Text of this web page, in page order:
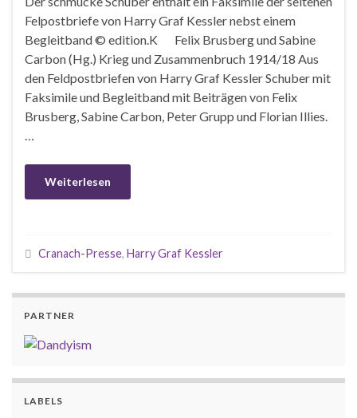
Felpostbriefe von Harry Graf Kessler nebst einem
Begleitband © edition.K Felix Brusberg und Sabine
Carbon (Hg.) Krieg und Zusammenbruch 1914/18 Aus
den Feldpostbriefen von Harry Graf Kessler Schuber mit
Faksimile und Begleitband mit Beiträgen von Felix
Brusberg, Sabine Carbon, Peter Grupp und Florian Illies.
…
Weiterlesen
Cranach-Presse, Harry Graf Kessler
PARTNER
LABELS